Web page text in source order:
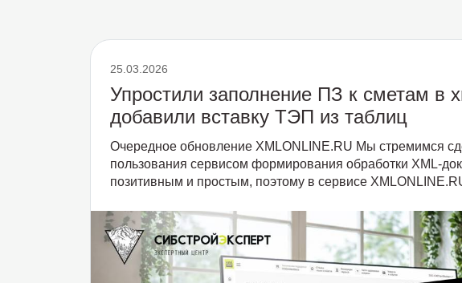
25.03.2026
Упростили заполнение ПЗ к сметам в
добавили вставку ТЭП из таблиц
Очередное обновление XMLONLINE.RU Мы стремимся
пользования сервисом формирования обработки XML-
позитивным и простым, поэтому в сервисе